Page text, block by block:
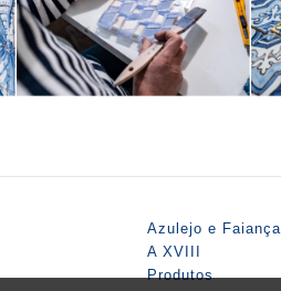
Azulejo e Faiança
A XVIII
Produtos